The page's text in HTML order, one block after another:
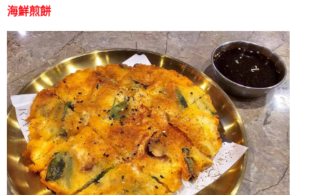
海鮮煎餅